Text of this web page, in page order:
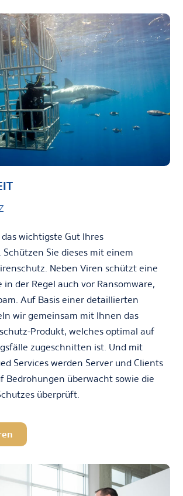
wichtigste Gut Ihres
Sie dieses mit einem
Neben Viren schützt eine
der Regel auch vor Ransomware,
Auf Basis einer detaillierten
wir gemeinsam mit Ihnen das
Produkt, welches optimal auf
zugeschnitten ist. Und mit
Services werden Server und Clients
Bedrohungen überwacht sowie die
überprüft.